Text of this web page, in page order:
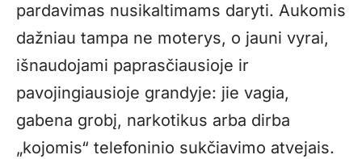
pardavimas nusikaltimams daryti. Aukomis
dažniau tampa ne moterys, o jauni vyrai,
išnaudojami paprasčiausioje ir
pavojingiausioje grandyje: jie vagia,
gabena grobį, narkotikus arba dirba
„kojomis“ telefoninio sukčiavimo atvejais.